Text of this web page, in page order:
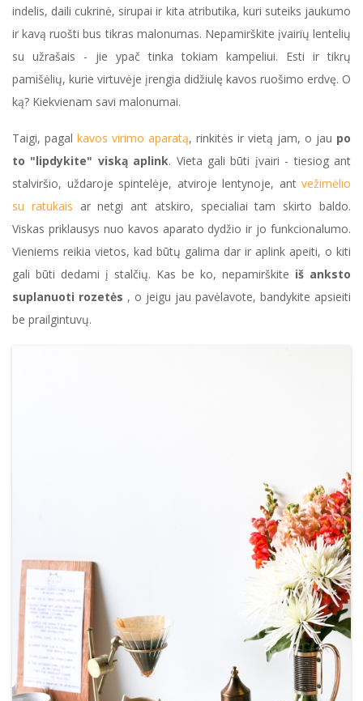
indelis, daili cukrinė, sirupai ir kita atributika, kuri suteiks jaukumo
ir kavą ruošti bus tikras malonumas. Nepamirškite įvairių lentelių
su užrašais - jie ypač tinka tokiam kampeliui. Esti ir tikrų
pamišėlių, kurie virtuvėje įrengia didžiulę kavos ruošimo erdvę. O
ką? Kiekvienam savi malonumai.
Taigi, pagal kavos virimo aparatą, rinkitės ir vietą jam, o jau po
to "lipdykite" viską aplink. Vieta gali būti įvairi - tiesiog ant
stalviršio, uždaroje spintelėje, atviroje lentynoje, ant vežimėlio
su ratukais ar netgi ant atskiro, specialiai tam skirto baldo.
Viskas priklausys nuo kavos aparato dydžio ir jo funkcionalumo.
Vieniems reikia vietos, kad būtų galima dar ir aplink apeiti, o kiti
gali būti dedami į stalčių. Kas be ko, nepamirškite iš anksto
suplanuoti rozetės , o jeigu jau pavėlavote, bandykite apsieiti
be prailgintuvų.